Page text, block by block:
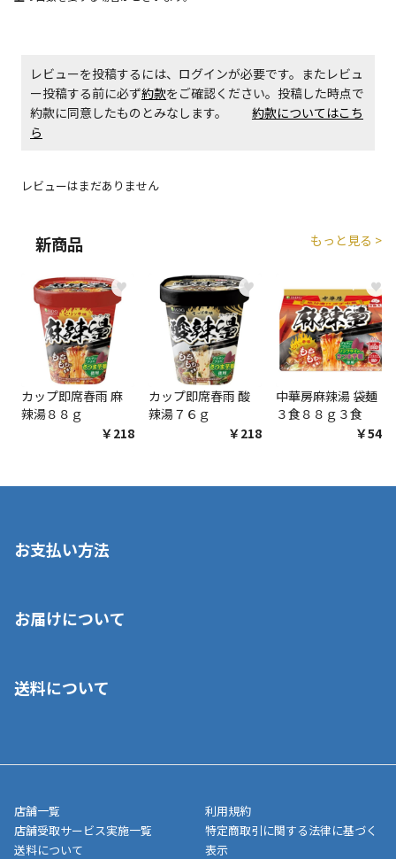
生する場合がございます。
レビューを投稿するには、ログインが必要です。またレビュ
ー投稿する前に必ず約款をご確認ください。投稿した時点で
約款に同意したものとみなします。 約款についてはこち
ら
レビューはまだありません
新商品 もっと見る >
♥
カップ即席春雨 麻
辣湯８８ｇ
￥218
♥
カップ即席春雨 酸
辣湯７６ｇ
￥218
♥
中華房麻辣湯 袋麺
３食８８ｇ３食
￥548
お支払い方法
いいただくことはできません。ご了承ください。
■代金引換(代引)※手数料がかかります
■商品によっては一部決済方法が使用できない場合がございま
す。
お届けについて
ご注文が確認出来次第、1～4営業日に発送いたします。「お取り
業日にてお引渡しとなります。(離島などの場合、例外もあります)
メーカー直送品など一部商品については、その他商品との購入に
制限がかかる場合がございます。また発送日についても、通常と
異なる場合がございます。対象商品の説明ページをご確認くださ
送料について
店舗一覧
店舗受取サービス実施一覧
送料について
利用規約
特定商取引に関する法律に基づく
表示